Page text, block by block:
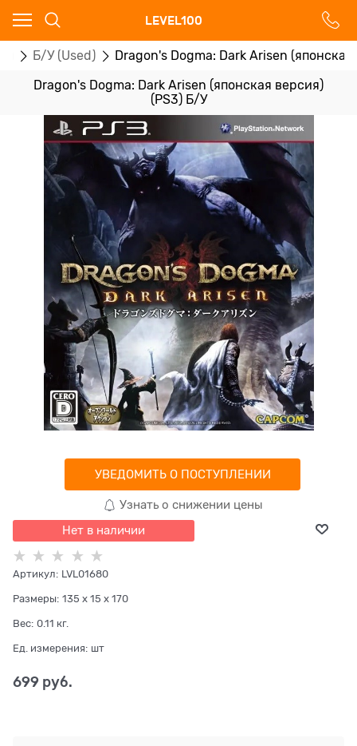
LEVEL100
Б/У (Used) Dragon's Dogma: Dark Arisen
Dragon's Dogma: Dark Arisen (японская версия)
(PS3) Б/У
УВЕДОМИТЬ О ПОСТУПЛЕНИИ
Узнать о снижении цены
Нет в наличии
Артикул: LVL01680
Размеры: 135 x 15 x 170
Вес: 0.11 кг.
Ед. измерения: шт
699 руб.
Ваш город - Москва,
угадали?
ДА НЕТ